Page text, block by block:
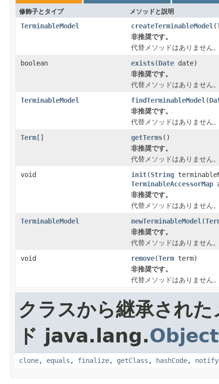
修飾子とタイプ メソッドと説明
TerminableModel createTerminableModel (
非推奨です。
代替メソッドはありません
boolean
exists(Date date)
非推奨です。
代替メソッドはありません
TerminableModel
findTerminableModel (
非推奨です。
代替メソッドはありません
Term[] getTerms()
非推奨です。
代替メソッドはありません
void
init(String
TerminableAccessorMap
非推奨です。
代替メソッドはありません
TerminableModel
newTerminableModel (
非推奨です。
代替メソッドはありません
void
remove(Term term)
非推奨です。
代替メソッドはありません
クラスから継承された
ド java.lang.Object
clone, equals , finalize, getClass , hashCode, notify